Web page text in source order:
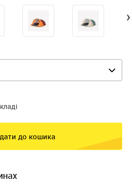
›
до кошика